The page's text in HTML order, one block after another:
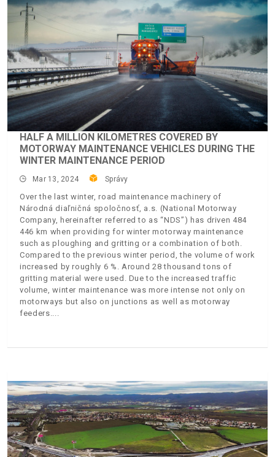
HALF A MILLION KILOMETRES COVERED BY
MOTORWAY MAINTENANCE VEHICLES DURING THE
WINTER MAINTENANCE PERIOD
Mar 13, 2024 Správy
Over the last winter, road maintenance machinery of
Národná diaľničná spoločnosť, a.s. (National Motorway
Company, hereinafter referred to as “NDS”) has driven 484
446 km when providing for winter motorway maintenance
such as ploughing and gritting or a combination of both.
Compared to the previous winter period, the volume of work
increased by roughly 6 %. Around 28 thousand tons of
gritting material were used. Due to the increased traffic
volume, winter maintenance was more intense not only on
motorways but also on junctions as well as motorway
feeders.